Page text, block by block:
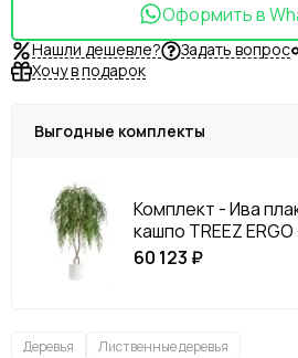
Оформить в
Нашли дешевле? Задать вопрос
Хочу в подарок
Выгодные комплекты
Комплект - Ива
кашпо TREEZ
60 123 ₽
Деревья Лиственные деревья